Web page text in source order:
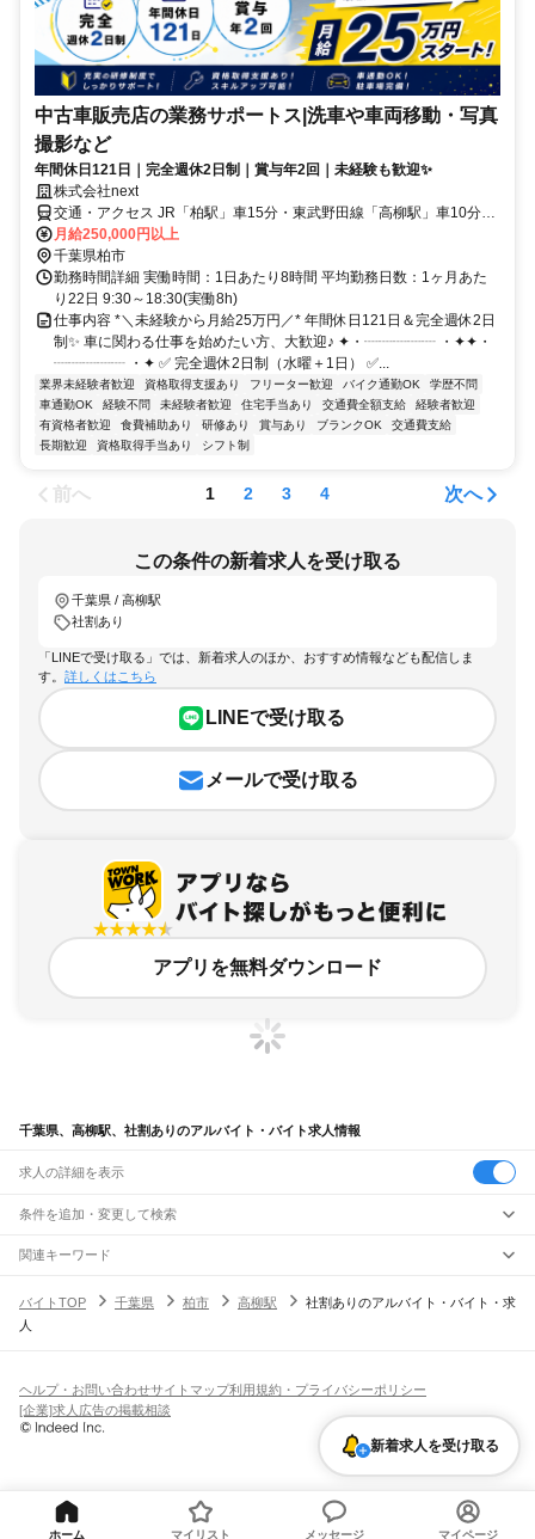
中古車販売店の業務サポートス|洗車や車両移動・写真
撮影など
年間休日121日｜完全週休2日制｜賞与年2回｜未経験も歓迎✨
株式会社next
交通・アクセス JR「柏駅」車15分・東武野田線「高柳駅」車10分★
車・バイク通勤OK！
月給250,000円以上
千葉県柏市
勤務時間詳細 実働時間：1日あたり8時間 平均勤務日数：1ヶ月あた
り22日 9:30～18:30(実働8h)
仕事内容 *＼未経験から月給25万円／* 年間休日121日＆完全週休2日
制✨ 車に関わる仕事を始めたい方、大歓迎♪ ✦・┈┈┈┈┈ ・✦✦・
┈┈┈┈┈ ・✦ ✅ 完全週休2日制（水曜＋1日） ✅...
業界未経験者歓迎 資格取得支援あり フリーター歓迎 バイク通勤OK
学歴不問
車通勤OK
経験不問 未経験者歓迎 住宅手当あり 交通費全額支給
経験者歓迎
有資格者歓迎
食費補助あり 研修あり 賞与あり ブランクOK
交通費支給
長期歓迎
資格取得手当あり シフト制
前へ 1 2 3 4 次へ
この条件の新着求人を受け取る
千葉県 / 高柳駅
社割あり
「LINEで受け取る」では、新着求人のほか、おすすめ情報なども配信しま
す。 詳しくはこちら
LINEで受け取る
メールで受け取る
アプリを無料ダウンロード
千葉県、高柳駅、社割ありのアルバイト・バイト求人情報
求人の詳細を表示
条件を追加・変更して検索
市区町村を追加・変更
千葉県すべて
旭市習志野市柏市勝浦市市原市流山市八千代市我孫子市鴨川市鎌ケ谷市
君津市富津市浦安市 印西市白井市富里市南房総市
匝瑳市香取市 印旛郡 香取郡山武郡 長生郡夷隅郡
駅を追加・変更
JR中央・総武線
市川駅本八幡駅下総中山駅 津田沼駅幕張本郷駅幕張駅
新検見川駅
南酒々井駅
日向駅 横芝駅飯倉駅 干潟駅
飯岡駅倉橋駅 松岸駅銚子駅
飲食・フードサービスすべて
ホールスタッフキッチンスタッフ
パン屋（ベーカリー）
バー（BAR）・バーテンダー
飲食店（店長・マネージャー）
営業テレフォンアポインター（テレアポ） ルートセールス
フードカウンター販売員
アパレル
家電量販店・携帯販売（携帯ショップ）
人気
日払いOK高校生歓迎 髪型・髪色自由
留学生・外国人活躍中
シフト
土日祝のみOK
平日のみOK 週1日からOK 週2・3日からOK 週4日以上OK
雇用形態を追加・変更
派遣社員
業務委託
関連キーワード
バイトTOP
千葉県 柏市 高柳駅
社割ありのアルバイト・バイト・求
人
新着求人を受け取る
ヘルプ・お問い合わせサイトマップ利用規約・プライバシーポリシー
[企業]求人広告の掲載相談
ホーム マイリスト メッセージ マイページ